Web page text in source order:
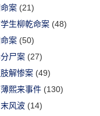
案 (21)
生柳乾命案 (48)
案 (50)
尸案 (27)
解惨案 (49)
熙来事件 (130)
风波 (14)